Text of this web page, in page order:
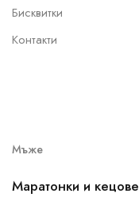
Бисквитки
Контакти
Мъже
Маратонки и кецове